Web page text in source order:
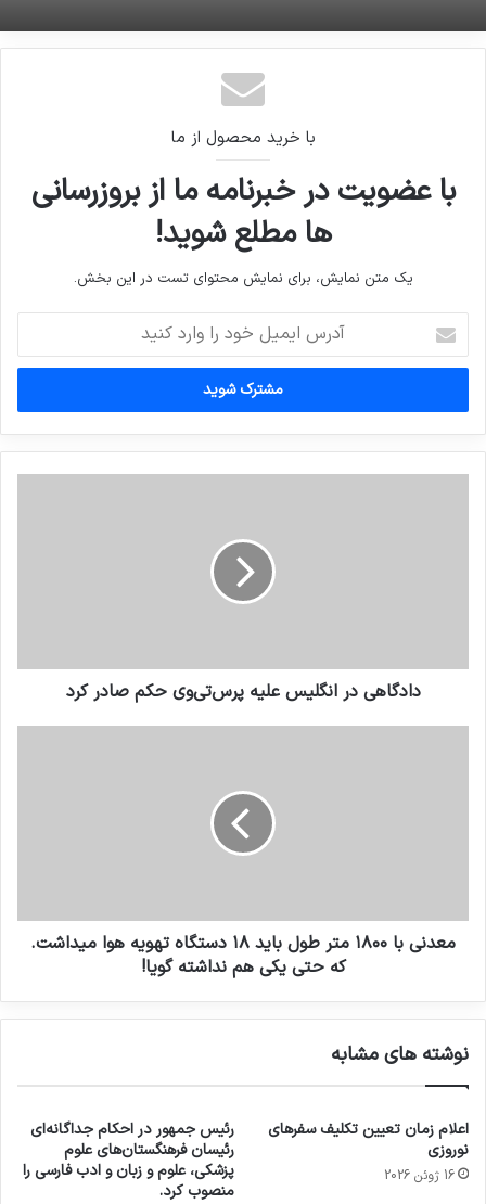
با خرید محصول از ما
با عضویت در خبرنامه ما از بروزرسانی
ها مطلع شوید!
یک متن نمایش، برای نمایش محتوای تست در این بخش.
ایمیل
خود
وارد
کنید
دادگاهی در انگلیس علیه پرس‌تی‌وی حکم صادر کرد
معدني با ١٨٠٠ متر طول بايد ١٨ دستگاه تهويه هوا ميداشت.
كه حتي يكي هم نداشته گویا!
نوشته های مشابه
اعلام زمان تعیین تکلیف سفرهای
نوروزی
16 ژوئن 2026
رئیس جمهور در احکام جداگانه‌ای
رئیسان فرهنگستان‌های علوم
پزشکی، علوم و زبان و ادب فارسی را
منصوب کرد.